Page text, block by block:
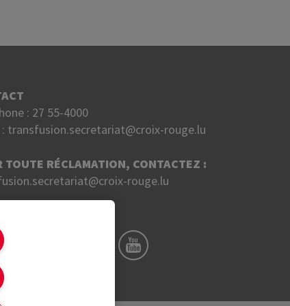
: 27 55-4000
transfusion.secretariat@croix-rouge.lu
TOUTE RÉCLAMATION, CONTACTEZ :
rouge.lu